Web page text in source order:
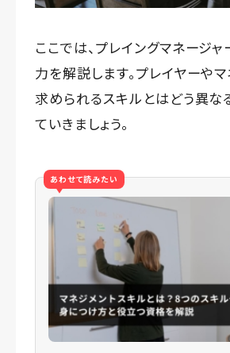
ここでは、プレイングマネージ
力を解説します。プレイヤーや
求められるスキルとはどう異な
ていきましょう。
あわせて読みたい